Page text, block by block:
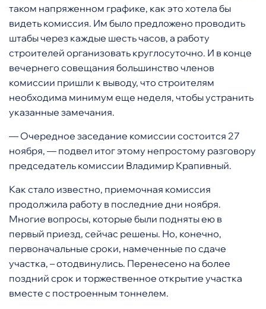
таком напряженном графике, как это хотела бы
видеть комиссия. Им было предложено проводить
штабы через каждые шесть часов, а работу
строителей организовать круглосуточно. И в конце
вечернего совещания большинство членов
комиссии пришли к выводу, что строителям
необходима минимум еще неделя, чтобы устранить
указанные замечания.
— Очередное заседание комиссии состоится 27
ноября, — подвел итог этому непростому разговору
председатель комиссии Владимир Крапивный.
Как стало известно, приемочная комиссия
продолжила работу в последние дни ноября.
Многие вопросы, которые были подняты ею в
первый приезд, сейчас решены. Но, конечно,
первоначальные сроки, намеченные по сдаче
участка, – отодвинулись. Перенесено на более
поздний срок и торжественное открытие участка
вместе с построенным тоннелем.